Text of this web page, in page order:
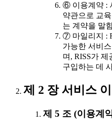
⑥ 이용계약 :
약관으로 교
는 계약을 말
⑦ 마일리지 :
가능한 서비
며, RISS가
구입하는 데
제 2 장 서비스
제 5 조 (이용계